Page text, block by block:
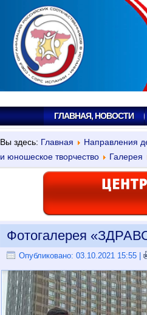
ГЛАВНАЯ, НОВОСТИ
Вы здесь: Главная Направления
и юношеское творчество
Галерея
Фотогалерея
Опубликовано: 03.10.2021 15:55|